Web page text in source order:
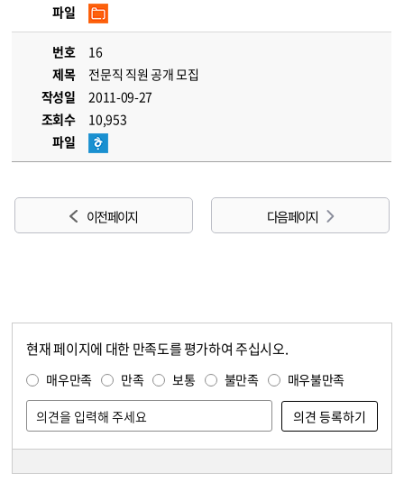
파일
번호
16
제목
전문직 직원 공개 모집
작성일
2011-09-27
조회수
10,953
파일
이전 페이지 다음 페이지
현재 페이지에 대한 만족도를 평가하여 주십시오.
매우만족 만족 보통 불만족 매우불만족